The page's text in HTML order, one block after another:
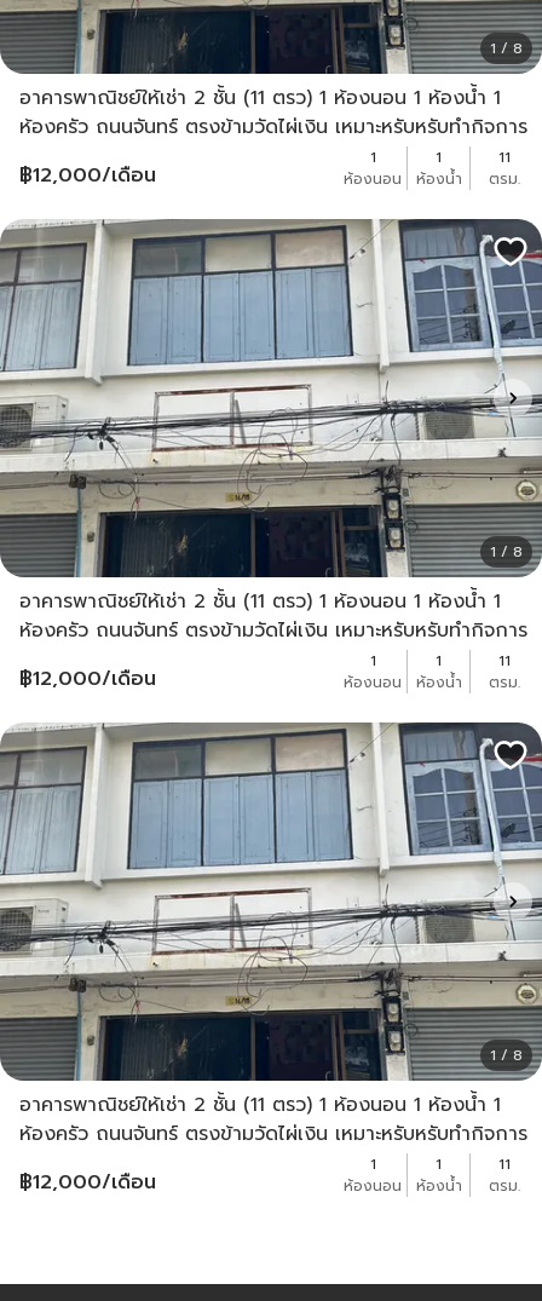
1 / 8
อาคารพาณิชย์ให้เช่า 2 ชั้น (11 ตรว) 1 ห้องนอน 1 ห้องน้ำ 1
ห้องครัว ถนนจันทร์ ตรงข้ามวัดไผ่เงิน เหมาะหรับหรับทำกิจการ
฿12,000/เดือน
1
ห้องนอน
1
ห้องน้ำ
11
ตรม.
1 / 8
อาคารพาณิชย์ให้เช่า 2 ชั้น (11 ตรว) 1 ห้องนอน 1 ห้องน้ำ 1
ห้องครัว ถนนจันทร์ ตรงข้ามวัดไผ่เงิน เหมาะหรับหรับทำกิจการ
฿12,000/เดือน
1
ห้องนอน
1
ห้องน้ำ
11
ตรม.
1 / 8
อาคารพาณิชย์ให้เช่า 2 ชั้น (11 ตรว) 1 ห้องนอน 1 ห้องน้ำ 1
ห้องครัว ถนนจันทร์ ตรงข้ามวัดไผ่เงิน เหมาะหรับหรับทำกิจการ
฿12,000/เดือน
1
ห้องนอน
1
ห้องน้ำ
11
ตรม.